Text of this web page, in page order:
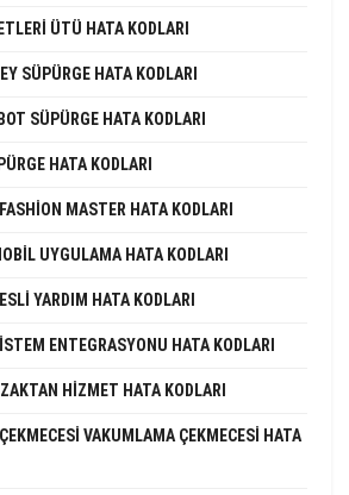
ÜTÜ HATA KODLARI
SÜPÜRGE HATA KODLARI
SÜPÜRGE HATA KODLARI
HATA KODLARI
MASTER HATA KODLARI
UYGULAMA HATA KODLARI
YARDIM HATA KODLARI
ENTEGRASYONU HATA KODLARI
HIZMET HATA KODLARI
VAKUMLAMA ÇEKMECESI HATA